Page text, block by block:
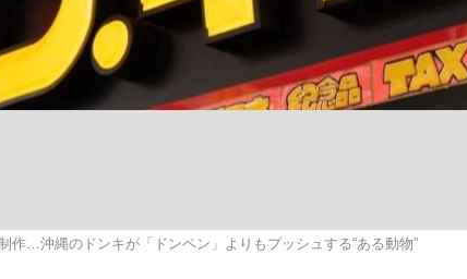
めて明かした日本代表監督に... 「最悪の空気のま
作…沖縄のドンキが「ドンペン」よりもプッシュする“ある動物”